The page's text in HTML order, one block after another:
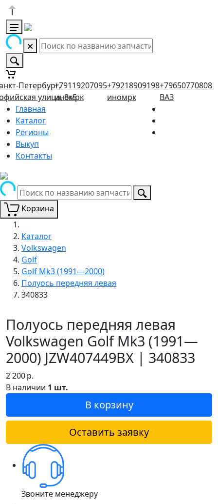
Петербург,
улица, 8к5
+79119207095
иномрк
+79218909198
иномрк
+79650770808
ВАЗ
Главная
Каталог
Регионы
Выкуп
Контакты
Корзина
Каталог
Volkswagen
Golf
Golf Mk3 (1991—2000)
Полуось передняя левая
340833
Полуось передняя левая
Volkswagen Golf Mk3 (1991—
2000) JZW407449BX | 340833
2 200р.
В наличии 1 шт.
В корзину
Оставить заявку
Звоните менеджеру